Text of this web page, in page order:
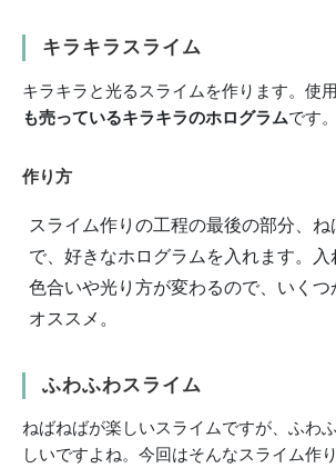
キラキラスライム
キラキラと光るスライムを作ります。使
も売っているキラキラのホログラムです。
作り方
スライム作りの工程の最後の部分、ね
で、好きなホログラムを入れます。入
色合いや光り方が変わるので、いく
オススメ。
ふわふわスライム
ねばねばが楽しいスライムですが、ふわ
しいですよね。今回はそんなスライム作